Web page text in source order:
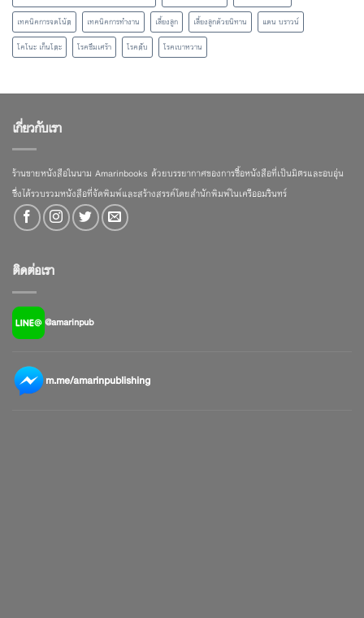
เทคนิคการจดโน้ต
เทคนิคการทำงาน เลี้ยงลูก เลี้ยงลูกด้วยนิทาน
แดน บราวน์
โคโนะ เก็นโตะ
โรคซึมเศร้า โรคตับ โรคเบาหวาน
เกี่ยวกับเรา
ร้านขายหนังสือในนาม Amarinbooks ด้วยบรรยากาศของการซื้อหนังสือที่เป็นมิตรและอบอุ่น
ซึ่งได้รวบรวมหนังสือที่จัดพิมพ์และสร้างสรรค์โดยสำนักพิมพ์ในเครืออมรินทร์
ติดต่อเรา
@amarinpub
m.me/amarinpublishing